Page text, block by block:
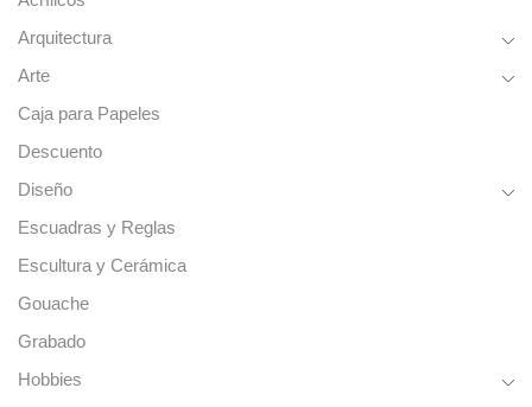
Arquitectura
Arte
Caja para Papeles
Descuento
Diseño
Escuadras y Reglas
Escultura y Cerámica
Gouache
Grabado
Hobbies